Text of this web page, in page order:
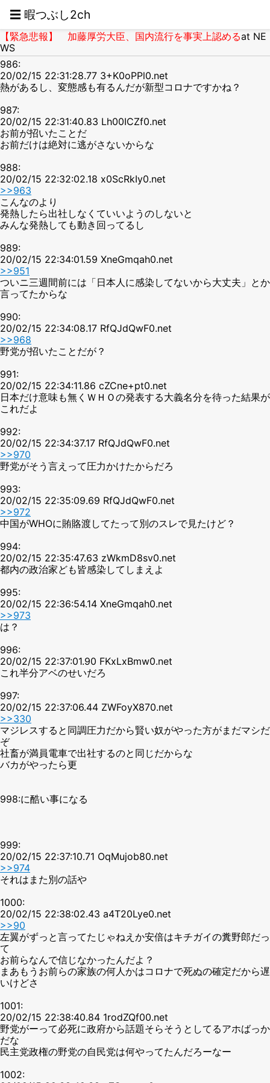
☰ 暇つぶし2ch
【緊急悲報】 加藤厚労大臣、国内流行を事実上認めるat NE
WS
986:
20/02/15 22:31:28.77 3+K0oPPl0.net
熱があるし、変態感も有るんだが新型コロナですかね？
987:
20/02/15 22:31:40.83 Lh00ICZf0.net
お前が招いたことだ
お前だけは絶対に逃がさないからな
988:
20/02/15 22:32:02.18 x0ScRkIy0.net
>>963
こんなのより
発熱したら出社しなくていいようのしないと
みんな発熱しても動き回ってるし
989:
20/02/15 22:34:01.59 XneGmqah0.net
>>951
ついニ三週間前には「日本人に感染してないから大丈夫」とか
言ってたからな
990:
20/02/15 22:34:08.17 RfQJdQwF0.net
>>968
野党が招いたことだが？
991:
20/02/15 22:34:11.86 cZCne+pt0.net
日本だけ意味も無くＷＨＯの発表する大義名分を待った結果が
これだよ
992:
20/02/15 22:34:37.17 RfQJdQwF0.net
>>970
野党がそう言えって圧力かけたからだろ
993:
20/02/15 22:35:09.69 RfQJdQwF0.net
>>972
中国がWHOに賄賂渡してたって別のスレで見たけど？
994:
20/02/15 22:35:47.63 zWkmD8sv0.net
都内の政治家ども皆感染してしまえよ
995:
20/02/15 22:36:54.14 XneGmqah0.net
>>973
は？
996:
20/02/15 22:37:01.90 FKxLxBmw0.net
これ半分アベのせいだろ
997:
20/02/15 22:37:06.44 ZWFoyX870.net
>>330
マジレスすると同調圧力だから賢い奴がやった方がまだマシだ
ぞ
社畜が満員電車で出社するのと同じだからな
バカがやったら更
998:に酷い事になる
999:
20/02/15 22:37:10.71 OqMujob80.net
>>974
それはまた別の話や
1000:
20/02/15 22:38:02.43 a4T20Lye0.net
>>90
左翼がずっと言ってたじゃねえか安倍はキチガイの糞野郎だっ
て
お前らなんで信じなかったんだよ？
まあもうお前らの家族の何人かはコロナで死ぬの確定だから遅
いけどさ
1001:
20/02/15 22:38:40.84 1rodZQf00.net
野党がーって必死に政府から話題そらそうとしてるアホばっか
だな
民主党政権の野党の自民党は何やってたんだろーなー
1002: